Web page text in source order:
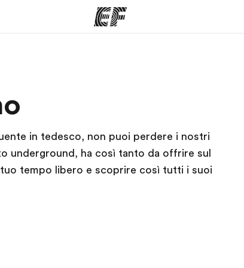
in tedesco, non puoi perdere i nostri
underground, ha così tanto da offrire sul
tempo libero e scoprire così tutti i suoi